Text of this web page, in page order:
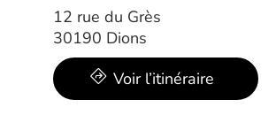
12 rue du Grès
30190 Dions
Voir l’itinéraire